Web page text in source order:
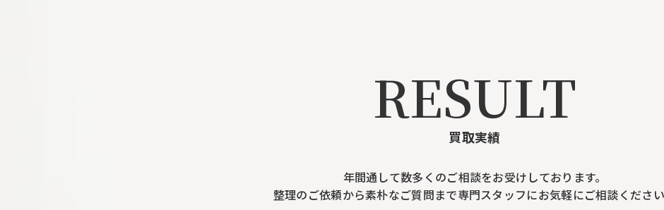
RESULT
買取実績
年間通して数多くのご相談をお受けしております。
整理のご依頼から素朴なご質問まで専門スタッフにお気軽にご相談ください